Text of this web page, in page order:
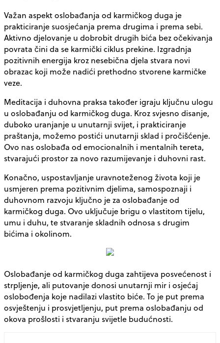
Važan aspekt oslobađanja od karmičkog duga je
prakticiranje suosjećanja prema drugima i prema sebi.
Aktivno djelovanje u dobrobit drugih bića bez očekivanja
povrata čini da se karmički ciklus prekine. Izgradnja
pozitivnih energija kroz nesebična djela stvara novi
obrazac koji može nadići prethodno stvorene karmičke
veze.
Meditacija i duhovna praksa također igraju ključnu ulogu
u oslobađanju od karmičkog duga. Kroz svjesno disanje,
duboko uranjanje u unutarnji svijet, i prakticiranje
praštanja, možemo postići unutarnji sklad i pročišćenje.
Ovo nas oslobađa od emocionalnih i mentalnih tereta,
stvarajući prostor za novo razumijevanje i duhovni rast.
Konačno, uspostavljanje uravnoteženog života koji je
usmjeren prema pozitivnim djelima, samospoznaji i
duhovnom razvoju ključno je za oslobađanje od
karmičkog duga. Ovo uključuje brigu o vlastitom tijelu,
umu i duhu, te stvaranje skladnih odnosa s drugim
bićima i okolinom.
Oslobađanje od karmičkog duga zahtijeva posvećenost i
strpljenje, ali putovanje donosi unutarnji mir i osjećaj
oslobođenja koje nadilazi vlastito biće. To je put prema
osvještenju i prosvjetljenju, put prema oslobađanju od
okova prošlosti i stvaranju svijetle budućnosti.